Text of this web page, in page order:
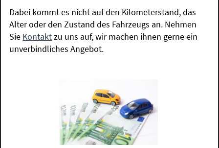
Dabei kommt es nicht auf den Kilometerstand, das
Alter oder den Zustand des Fahrzeugs an. Nehmen
Sie Kontaktzu uns auf, wir machen ihnen gerne ein
unverbindliches Angebot.